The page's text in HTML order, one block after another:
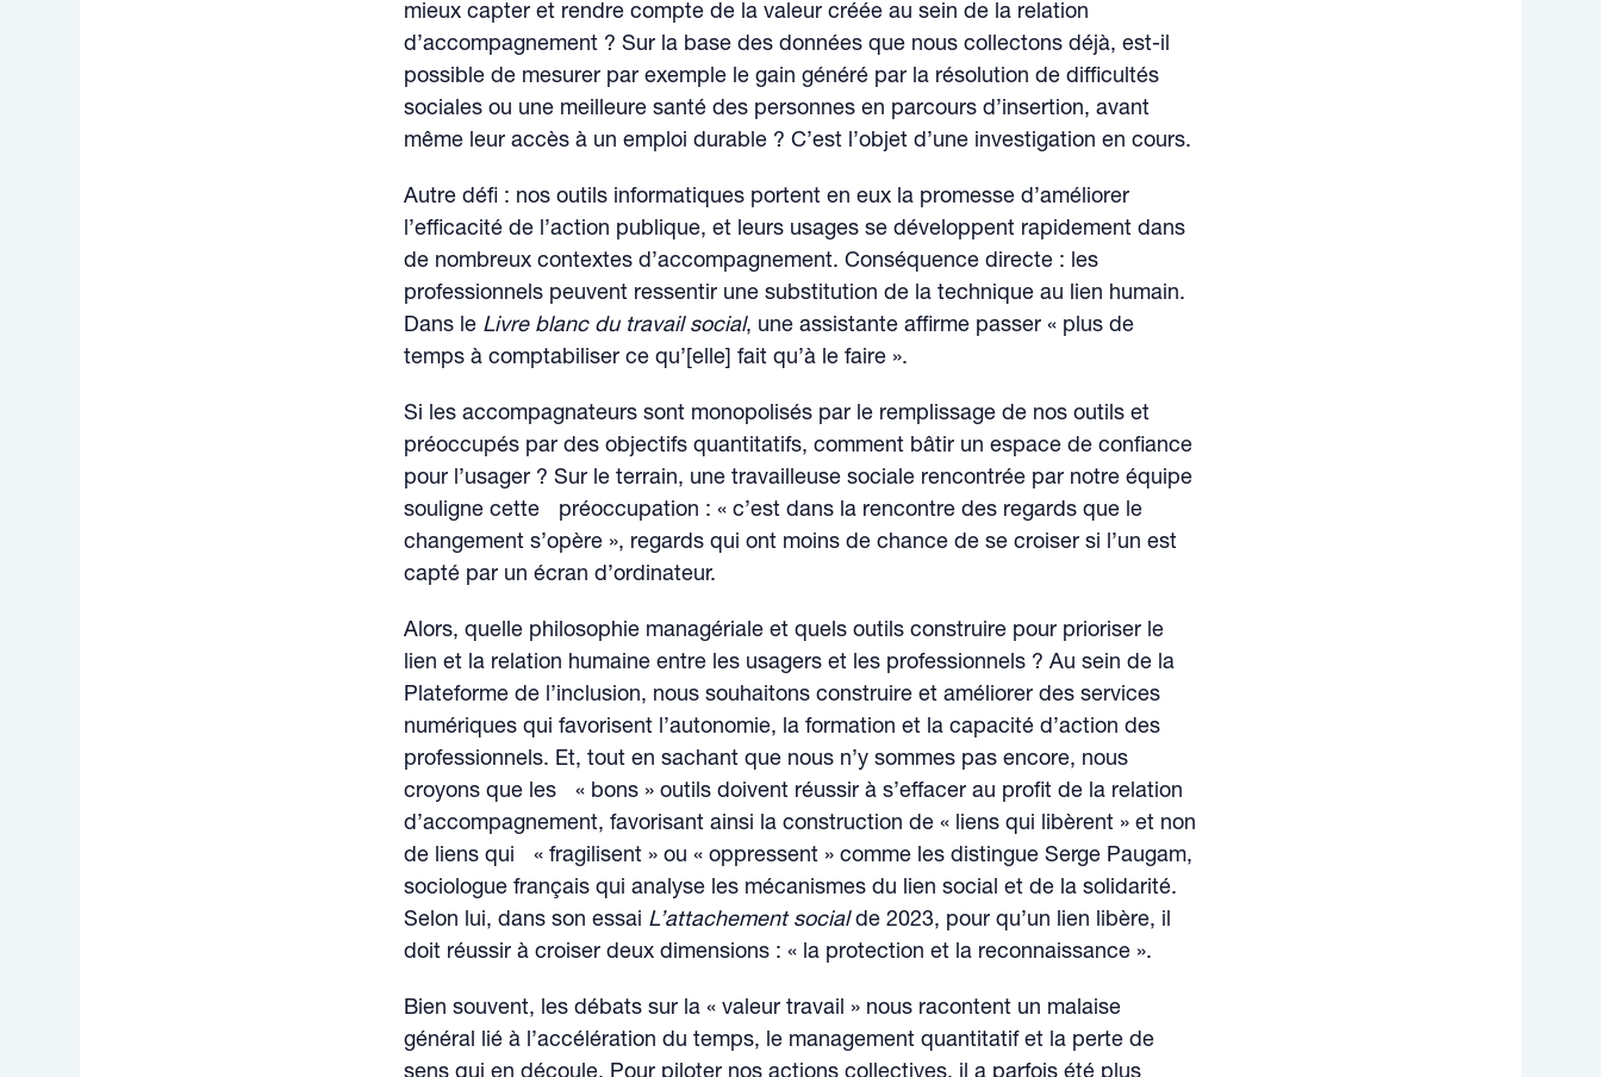
mieux capter et rendre compte de la valeur créée au sein de la relation
d’accompagnement ? Sur la base des données que nous collectons déjà, est-il
possible de mesurer par exemple le gain généré par la résolution de difficultés
sociales ou une meilleure santé des personnes en parcours d’insertion, avant
même leur accès à un emploi durable ? C’est l’objet d’une investigation en cours.
Autre défi : nos outils informatiques portent en eux la promesse d’améliorer
l’efficacité de l’action publique, et leurs usages se développent rapidement dans
de nombreux contextes d’accompagnement. Conséquence directe : les
professionnels peuvent ressentir une substitution de la technique au lien humain.
Dans le Livre blanc du travail social, une assistante affirme passer « plus de
temps à comptabiliser ce qu’[elle] fait qu’à le faire ».
Si les accompagnateurs sont monopolisés par le remplissage de nos outils et
préoccupés par des objectifs quantitatifs, comment bâtir un espace de confiance
pour l’usager ? Sur le terrain, une travailleuse sociale rencontrée par notre équipe
souligne cette préoccupation : « c’est dans la rencontre des regards que le
changement s’opère », regards qui ont moins de chance de se croiser si l’un est
capté par un écran d’ordinateur.
Alors, quelle philosophie managériale et quels outils construire pour prioriser le
lien et la relation humaine entre les usagers et les professionnels ? Au sein de la
Plateforme de l’inclusion, nous souhaitons construire et améliorer des services
numériques qui favorisent l’autonomie, la formation et la capacité d’action des
professionnels. Et, tout en sachant que nous n’y sommes pas encore, nous
croyons que les « bons » outils doivent réussir à s’effacer au profit de la relation
d’accompagnement, favorisant ainsi la construction de « liens qui libèrent » et non
de liens qui « fragilisent » ou « oppressent » comme les distingue Serge Paugam,
sociologue français qui analyse les mécanismes du lien social et de la solidarité.
Selon lui, dans son essai L’attachement socialde 2023, pour qu’un lien libère, il
doit réussir à croiser deux dimensions : « la protection et la reconnaissance ».
Bien souvent, les débats sur la « valeur travail » nous racontent un malaise
général lié à l’accélération du temps, le management quantitatif et la perte de